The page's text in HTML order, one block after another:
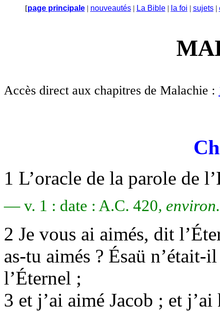
[page principale| nouveautés| La Bible| la foi | sujets|
Accès direct aux chapitres de Malachie :
1 L’oracle de la parole de
— v. 1 : date : A.C. 420, environ.
2 Je vous ai aimés, dit
as-tu aimés ? Ésaü n’était-
l’Éternel ;
3 et j’ai aimé Jacob ; et